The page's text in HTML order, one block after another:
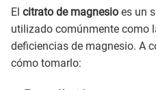
El citrato de magnesio es un
utilizado comúnmente como
deficiencias de magnesio. A
cómo tomarlo: